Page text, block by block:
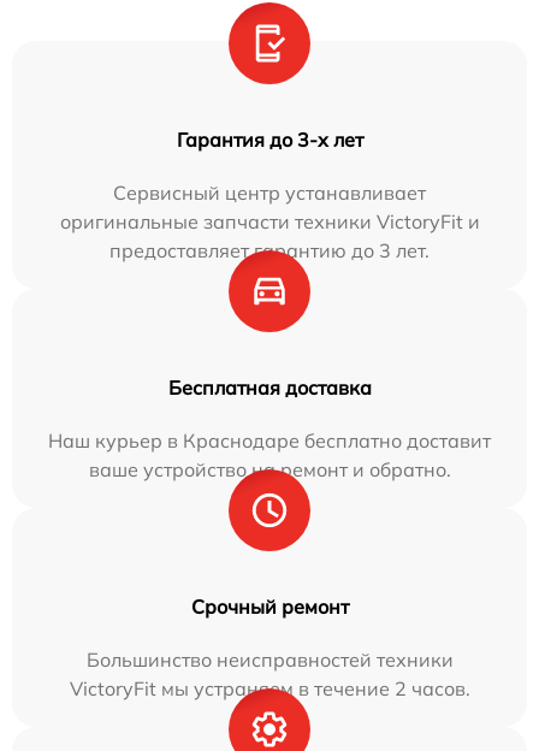
Гарантия до 3-х лет
Сервисный центр устанавливает
оригинальные запчасти техники VictoryFit и
предоставляет гарантию до 3 лет.
Бесплатная доставка
Наш курьер в Краснодаре бесплатно доставит
ваше устройство на ремонт и обратно.
Срочный ремонт
Большинство неисправностей техники
VictoryFit мы устраняем в течение 2 часов.